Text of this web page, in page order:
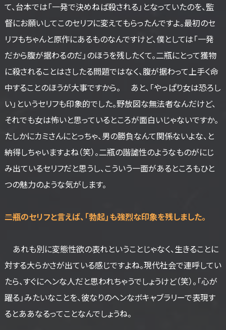
て、台本では「一発で決めねば殺される」となっていたのを、監
督にお願いしてこのセリフに変えてもらったんですよ。最初のセ
リフもちゃんと原作にあるものなんですけど、僕としては「一発
だから腹が据わるのだ」のほうを残したくて。二瓶にとって獲物
に殺されることはさしたる問題ではなく、腹が据わって上手く命
中することのほうが大事ですから。 あと、「やっぱり女は恐ろし
い」というセリフも印象的でした。野放図な無法者なんだけど、
それでも女は怖いと思っているところが面白いじゃないですか。
たしかにカミさんにとっちゃ、男の勝負なんて関係ないよな、と
納得しちゃいますよね（笑）。二瓶の諧謔性のようなものがにじ
み出ているセリフだと思うし、こういう一面があるところもひと
つの魅力のような気がします。
――二瓶のセリフと言えば、「勃起」も強烈な印象を残しました。
あれも別に変態性欲の表れということじゃなく、生きることに
対する大らかさが出ている感じですよね。現代社会で連呼してい
たら、すぐにヘンな人だと思われちゃうでしょうけど（笑）。「心が
躍る」みたいなことを、彼なりのヘンなボキャブラリーで表現す
るとああなるってことなんでしょうね。